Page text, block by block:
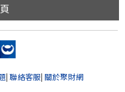
| 聯絡客服| 關於聚財網